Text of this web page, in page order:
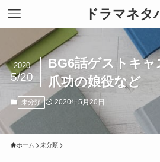
ドラマネタ
BG6話ゲストキャ
爪功の娘役など
2020
5/20
未分類 2020年5月20日
ホーム 未分類